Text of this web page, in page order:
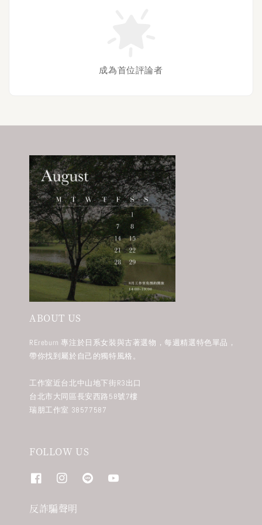
成為首位評論者
ABOUT US
REreburn 專注於日系女裝與古著選物，每週精選特色單品，
帶你找到屬於自己的獨特風格。
工作室近台北中山地下街R3出口
台北市大同區長安西路58號7樓
瑞朋工作室 38577587
FOLLOW US
反詐騙聲明